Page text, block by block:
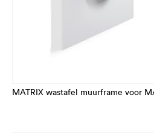
MATRIX wastafel muurframe voor